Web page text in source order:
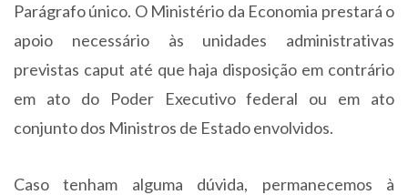
Parágrafo único. O Ministério da Economia prestará o
apoio necessário às unidades administrativas
previstas caput até que haja disposição em contrário
em ato do Poder Executivo federal ou em ato
conjunto dos Ministros de Estado envolvidos.
Caso tenham alguma dúvida, permanecemos à